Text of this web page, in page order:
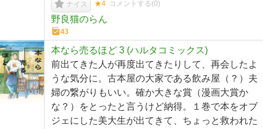
ナイス ★4 コメントする(0)
野良猫のらん
43
本なら売るほど 3 (ハルタコミックス)
前出てきた人が再度出てきたりして、再会したよ
うな気分に。古本屋の大家である飲み屋（？）夫
婦の繋がりもいい。確か大きな賞（漫画大賞か
な？）をとったと言うけど納得。１巻で本をオブ
ジェにした美大生が出てきて、ちょっと救われた